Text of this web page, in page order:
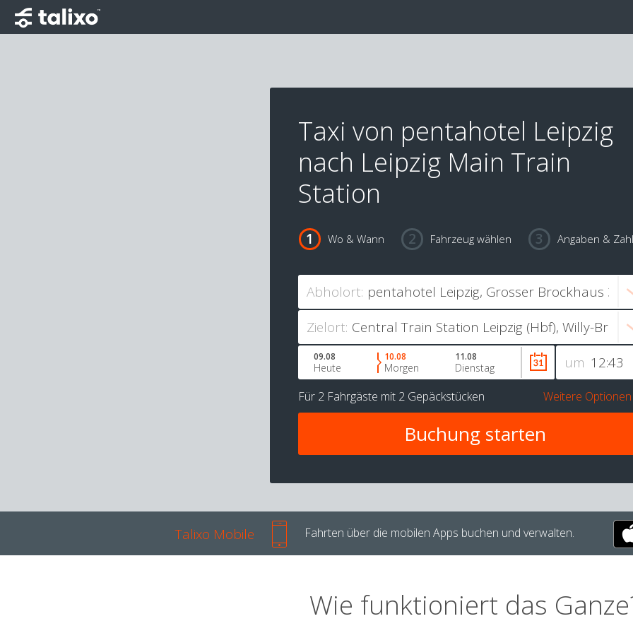
Taxi von pentahotel Leipzig
nach Leipzig Main Train
Station
Wo & Wann Fahrzeug wählen Angaben &
Abholort:
Zielort:
um
09.08
Heute
10.08
Morgen
11.08
Dienstag
Für 2 Fahrgäste mit 2 Gepäckstücken Weitere Optionen
Talixo Mobile Fahrten über die mobilen Apps buchen und verwalten.
Wie funktioniert das